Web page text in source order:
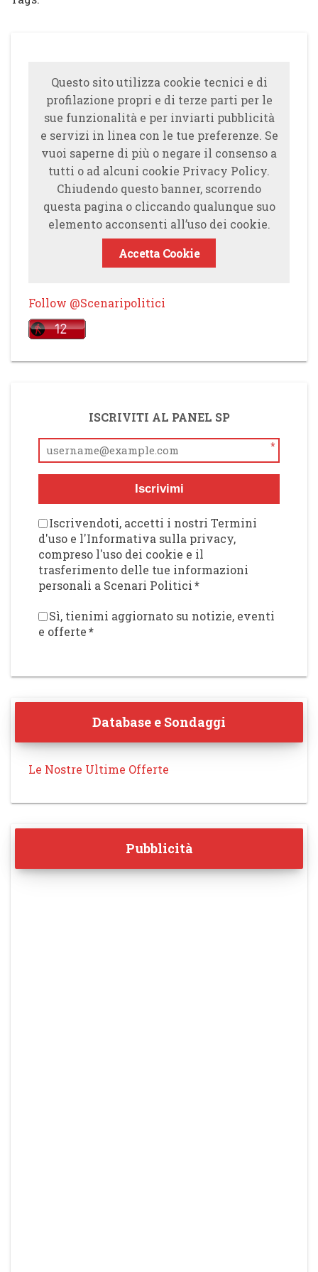
Questo sito utilizza cookie tecnici e di
profilazione propri e di terze parti per le
sue funzionalità e per inviarti pubblicità
e servizi in linea con le tue preferenze. Se
vuoi saperne di più o negare il consenso a
tutti o ad alcuni cookie Privacy Policy.
Chiudendo questo banner, scorrendo
questa pagina o cliccando qualunque suo
elemento acconsenti all’uso dei cookie.
Accetta Cookie
Follow @Scenaripolitici
ISCRIVITI AL PANEL SP
*
Iscrivimi
Iscrivendoti, accetti i nostri Termini
d'uso e l'Informativa sulla privacy,
compreso l'uso dei cookie e il
trasferimento delle tue informazioni
personali a Scenari Politici*
Sì, tienimi aggiornato su notizie, eventi
e offerte*
Database e Sondaggi
Le Nostre Ultime Offerte
Pubblicità